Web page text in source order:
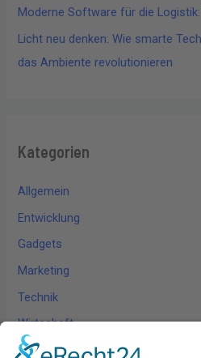
Moderne Software für die
Licht neu denken: Wie smarte
das Ambiente revolutionieren
Kategorien
Allgemein
Entwicklung
Gadgets
Marketing
Technik
Wirtschaft
Wissen